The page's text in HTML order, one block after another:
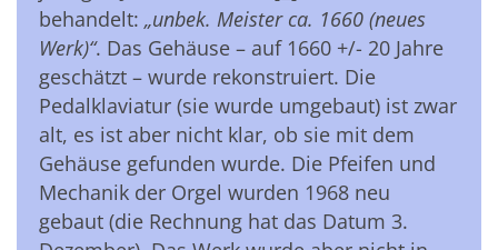
behandelt: „unbek. Meister ca. 1660 (neues
Werk)“. Das Gehäuse – auf 1660 +/- 20 Jahre
geschätzt – wurde rekonstruiert. Die
Pedalklaviatur (sie wurde umgebaut) ist zwar
alt, es ist aber nicht klar, ob sie mit dem
Gehäuse gefunden wurde. Die Pfeifen und
Mechanik der Orgel wurden 1968 neu
gebaut (die Rechnung hat das Datum 3.